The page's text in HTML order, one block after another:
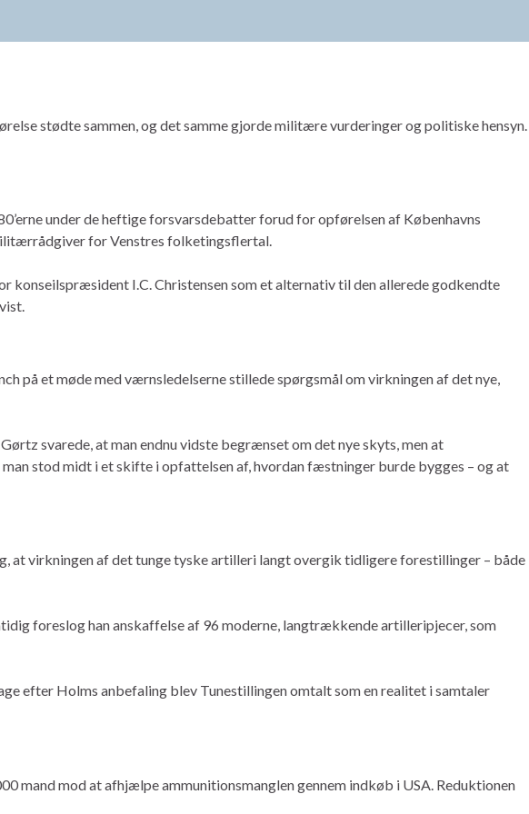
stødte sammen, og det samme gjorde militære vurderinger og politiske hensyn.
under de heftige forsvarsdebatter forud for opførelsen af Københavns
for Venstres folketingsflertal.
konseilspræsident I.C. Christensen som et alternativ til den allerede godkendte
på et møde med værnsledelserne stillede spørgsmål om virkningen af det nye,
svarede, at man endnu vidste begrænset om det nye skyts, men at
stod midt i et skifte i opfattelsen af, hvordan fæstninger burde bygges – og at
at virkningen af det tunge tyske artilleri langt overgik tidligere forestillinger – både
foreslog han anskaffelse af 96 moderne, langtrækkende artilleripjecer, som
efter Holms anbefaling blev Tunestillingen omtalt som en realitet i samtaler
mand mod at afhjælpe ammunitionsmanglen gennem indkøb i USA. Reduktionen